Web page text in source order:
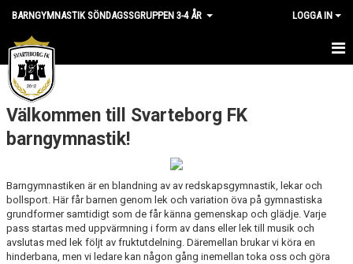
BARNGYMNASTIK SÖNDAGSSGRUPPEN 3-4 ÅR LOGGA IN
HEM
NYHETER
KALENDER
MATCHER
TRUPPEN
KONTAKT
Välkommen till Svarteborg FK
barngymnastik!
Barngymnastiken är en blandning av av redskapsgymnastik, lekar och
bollsport. Här får barnen genom lek och variation öva på gymnastiska
grundformer samtidigt som de får känna gemenskap och glädje. Varje
pass startas med uppvärmning i form av dans eller lek till musik och
avslutas med lek följt av fruktutdelning. Däremellan brukar vi köra en
hinderbana, men vi ledare kan någon gång inemellan toka oss och göra